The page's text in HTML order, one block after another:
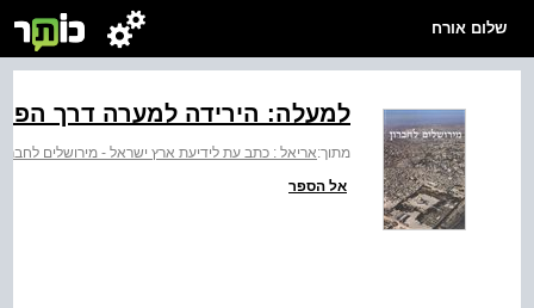
שלום אורח
למעלה: הירידה למערה דרך
מתוך:אריאל : כתב עת לידיעת ארץ ישראל - מירושלים לחברון
אל הספר